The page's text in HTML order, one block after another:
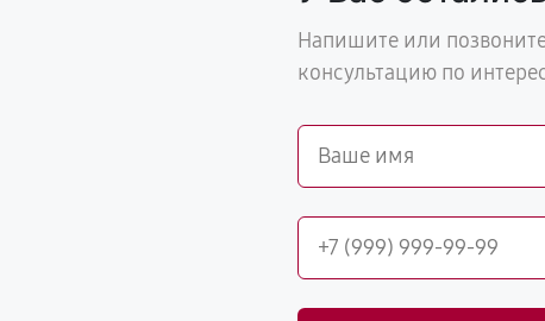
Напишите или
консультацию по